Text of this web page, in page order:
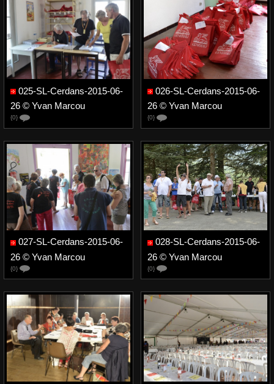
025-SL-Cerdans-2015-06-
26 © Yvan Marcou
{0}
026-SL-Cerdans-2015-06-
26 © Yvan Marcou
{0}
027-SL-Cerdans-2015-06-
26 © Yvan Marcou
{0}
028-SL-Cerdans-2015-06-
26 © Yvan Marcou
{0}